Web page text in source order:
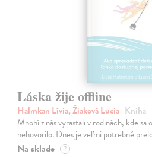
Láska žije offline
Halmkan Lívia, Žiaková Lucia| Kniha
Mnohí z nás vyrastali v rodinách, kde
nehovorilo. Dnes je veľmi potrebné
Na sklade ?